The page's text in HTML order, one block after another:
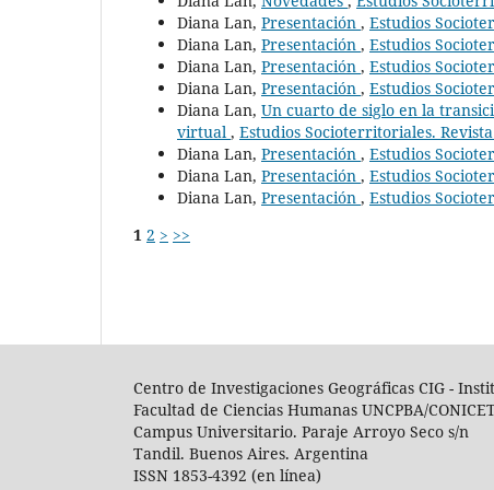
Diana Lan, Presentación , Estudios
Diana Lan, Presentación , Estudios
Diana Lan, Presentación , Estudios
Diana Lan, Presentación , Estudios
Diana Lan, Un cuarto de siglo en la
virtual , Estudios Socioterritoriales.
Diana Lan, Presentación , Estudios
Diana Lan, Presentación , Estudios
Diana Lan, Presentación , Estudios
1 2 > >>
Centro de Investigaciones Geográficas CIG - I
Facultad de Ciencias Humanas UNCPBA/
Campus Universitario. Paraje Arroyo Seco s/n
Tandil. Buenos Aires. Argentina
ISSN 1853-4392 (en línea)